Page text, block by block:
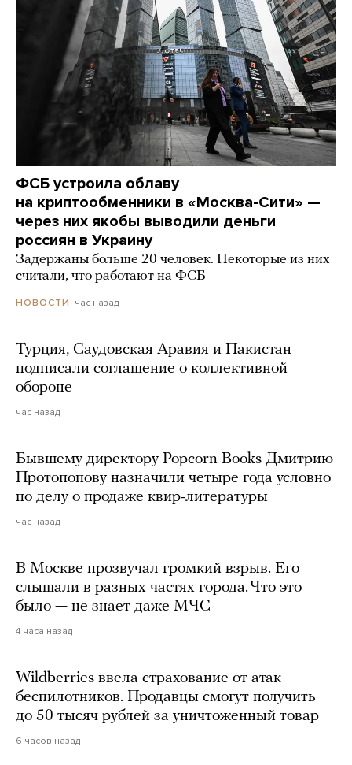
ФСБ устроила облаву
на криптообменники в «Москва-Сити» —
через них якобы выводили деньги
россиян в Украину
Задержаны больше 20 человек. Некоторые из них
считали, что работают на ФСБ
НОВОСТИ час назад
Турция, Саудовская Аравия и Пакистан
подписали соглашение о коллективной
обороне
час назад
Бывшему директору Popcorn Books Дмитрию
Протопопову назначили четыре года условно
по делу о продаже квир-литературы
час назад
В Москве прозвучал громкий взрыв. Его
слышали в разных частях города. Что это
было — не знает даже МЧС
4 часа назад
Wildberries ввела страхование от атак
беспилотников. Продавцы смогут получить
до 50 тысяч рублей за уничтоженный товар
6 часов назад